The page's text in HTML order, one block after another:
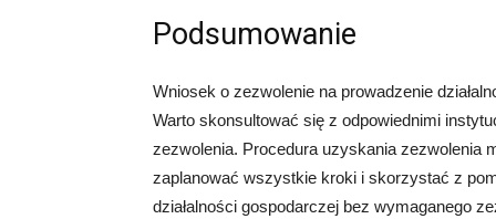
Podsumowanie
Wniosek o zezwolenie na prowadzenie
Warto skonsultować się z odpowiednimi
zezwolenia. Procedura uzyskania zezwolenia
zaplanować wszystkie kroki i skorzystać z
działalności gospodarczej bez wymaganego